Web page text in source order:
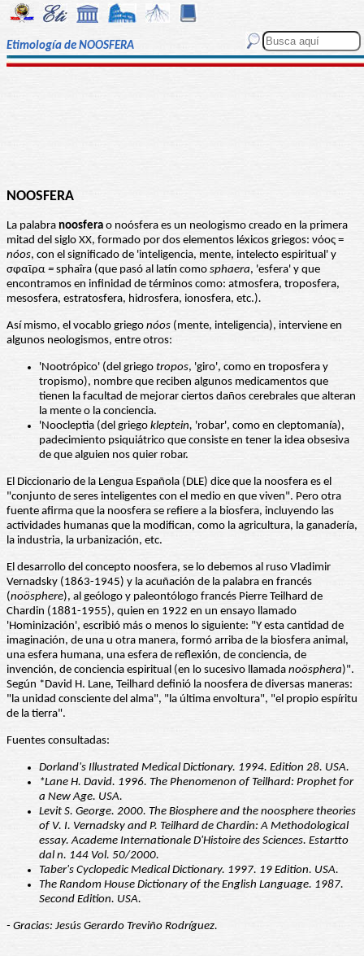
Etimología de NOOSFERA
NOOSFERA
La palabra noosfera o noósfera es un neologismo creado en la primera
mitad del siglo XX, formado por dos elementos léxicos griegos: νόος =
nóos, con el significado de 'inteligencia, mente, intelecto espiritual' y
σφαῖρα = sphaîra (que pasó al latín como sphaera, 'esfera' y que
encontramos en infinidad de términos como: atmosfera, troposfera,
mesosfera, estratosfera, hidrosfera, ionosfera, etc.).
Así mismo, el vocablo griego nóos (mente, inteligencia), interviene en
algunos neologismos, entre otros:
'Nootrópico' (del griego tropos, 'giro', como en troposfera y
tropismo), nombre que reciben algunos medicamentos que
tienen la facultad de mejorar ciertos daños cerebrales que alteran
la mente o la conciencia.
'Noocleptia (del griego kleptein, 'robar', como en cleptomanía),
padecimiento psiquiátrico que consiste en tener la idea obsesiva
de que alguien nos quier robar.
El Diccionario de la Lengua Española (DLE) dice que la noosfera es el
"conjunto de seres inteligentes con el medio en que viven". Pero otra
fuente afirma que la noosfera se refiere a la biosfera, incluyendo las
actividades humanas que la modifican, como la agricultura, la ganadería,
la industria, la urbanización, etc.
El desarrollo del concepto noosfera, se lo debemos al ruso Vladimir
Vernadsky (1863-1945) y la acuñación de la palabra en francés
(noösphere), al geólogo y paleontólogo francés Pierre Teilhard de
Chardin (1881-1955), quien en 1922 en un ensayo llamado
'Hominización', escribió más o menos lo siguiente: "Y esta cantidad de
imaginación, de una u otra manera, formó arriba de la biosfera animal,
una esfera humana, una esfera de reflexión, de conciencia, de
invención, de conciencia espiritual (en lo sucesivo llamada noösphera)".
Según *David H. Lane, Teilhard definió la noosfera de diversas maneras:
"la unidad consciente del alma", "la última envoltura", "el propio espíritu
de la tierra".
Fuentes consultadas:
Dorland's Illustrated Medical Dictionary. 1994. Edition 28. USA.
*Lane H. David. 1996. The Phenomenon of Teilhard: Prophet for
a New Age. USA.
Levit S. George. 2000. The Biosphere and the noosphere theories
of V. I. Vernadsky and P. Teilhard de Chardin: A Methodological
essay. Academe Internationale D'Histoire des Sciences. Estartto
dal n. 144 Vol. 50/2000.
Taber's Cyclopedic Medical Dictionary. 1997. 19 Edition. USA.
The Random House Dictionary of the English Language. 1987.
Second Edition. USA.
- Gracias: Jesús Gerardo Treviño Rodríguez.